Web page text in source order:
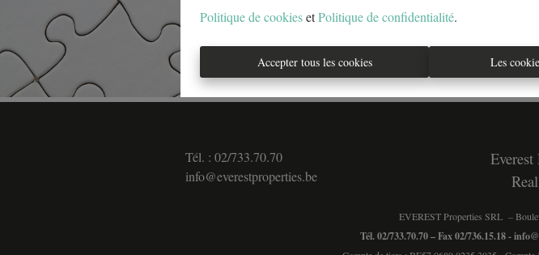
Politique de cookiesetPolitique de confidentialité.
Accepter tous les cookies Les
Tél. : 02/733.70.70
info@everestproperties.be
Everest
EVEREST Properties SRL –
Tél. 02/733.70.70 – Fax 02/736.15.18 -